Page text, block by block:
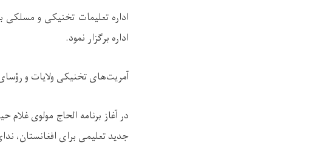
اداره برگزار نمود.
آمریت‌های تخنیکی ولایات و
در آغاز برنامه الحاج مولوی
جدید تعلیمی برای افغانستان،